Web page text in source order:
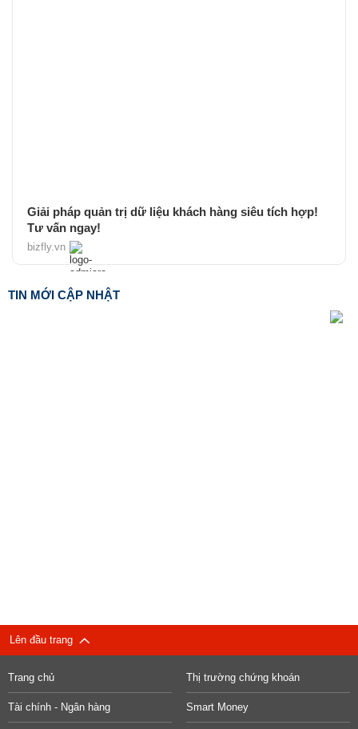
Giải pháp quản trị dữ liệu khách hàng siêu tích hợp!
Tư vấn ngay!
bizfly.vn
TIN MỚI CẬP NHẬT
Lên đầu trang
Trang chủ Thị trường chứng khoán
Tài chính - Ngân hàng Smart Money